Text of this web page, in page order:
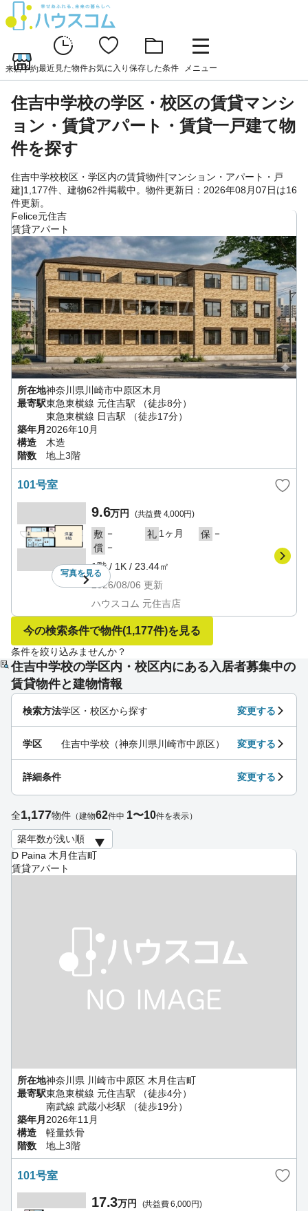
来店予約最近見た物件お気に入り 保存した条件 メニュー
住吉中学校の学区・校区の賃貸マンシ
ョン・賃貸アパート・賃貸一戸建て物
件を探す
住吉中学校校区・学区内の賃貸物件[マンション・アパート・戸
建]1,177件、建物62件掲載中。物件更新日：2026年08月07日は16
件更新。
Felice元住吉
賃貸アパート
所在地神奈川県 川崎市中原区木月
最寄駅東急東横線 元住吉駅
（徒歩8分）
東急東横線 日吉駅
（徒歩17分）
築年月2026年10月
構造
木造
階数
地上3階
101号室
写真を見る
9.6万円 (共益費 4,000円)
敷 － 礼 1ヶ月 保 －
償 －
1階/ 1K / 23.44㎡
2026/08/06 更新
ハウスコム 元住吉店
今の検索条件で物件(1,177件)を見る
条件を絞り込みませんか？
住吉中学校の学区内・校区内にある入居者募集中の
賃貸物件と建物情報
D Paina 木月住吉町
賃貸アパート
所在地神奈川県 川崎市中原区 木月住吉町
最寄駅東急東横線 元住吉駅 （徒歩4分）
南武線 武蔵小杉駅 （徒歩19分）
築年月 2026年11月
構造
軽量鉄骨
階数
地上3階
101号室
17.3万円 (共益費 6,000円)
検索方法学区・校区から探す 変更する
学区 住吉中学校（神奈川県川崎市中原区） 変更する
詳細条件 変更する
全1,177物件 （建物62件中 1〜10件を表示）